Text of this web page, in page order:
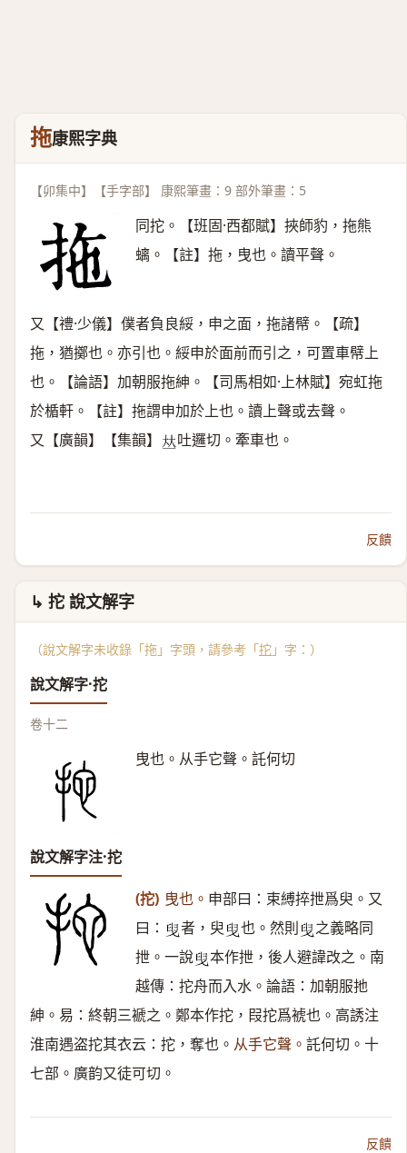
拖康熙字典
【卯集中】【手字部】 康熙筆畫：9 部外筆畫：5
同拕。【班固·西都賦】挾師豹，拖熊
螭。【註】拖，曳也。讀平聲。
又【禮·少儀】僕者負良綏，申之面，拖諸幦。【疏】
拖，猶擲也。亦引也。綏申於面前而引之，可置車幦上
也。【論語】加朝服拖紳。【司馬相如·上林賦】宛虹拖
於楯軒。【註】拖謂申加於上也。讀上聲或去聲。
又【廣韻】【集韻】 𠀤吐邏切。牽車也。
反饋
↳ 拕 說文解字
（說文解字未收錄「拖」字頭，請參考「拕 」字：）
說文解字·拕
卷十二
曳也。从手它聲。託何切
說文解字注·拕
(拕) 曳也。 申部曰：束縛捽抴爲臾。又
曰： 𦥙 者，臾𦥙 也。然則𦥙 之義略同
抴。一說𦥙 本作抴，後人避諱改之。南
越傳：拕舟而入水。論語：加朝服扡
紳。易：終朝三褫之。鄭本作拕，叚拕爲裭也。高誘注
淮南遇盗拕其衣云：拕，奪也。 从手它聲。 託何切。十
七部。廣韵又徒可切。
反饋